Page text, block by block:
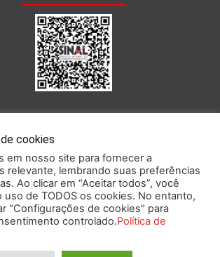
prescrições da Lei Geral de Proteção de Dados.
cookies
em nosso site para fornecer a
relevante, lembrando suas preferências
Ao clicar em “Aceitar todos”, você
uso de TODOS os cookies. No entanto,
"Configurações de cookies" para
controlado.Política de